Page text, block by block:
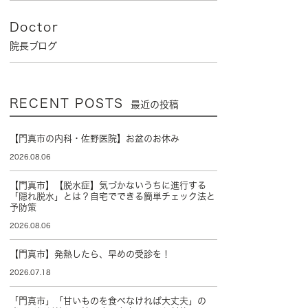
Doctor
院長ブログ
RECENT POSTS 最近の投稿
【門真市の内科・佐野医院】お盆のお休み
2026.08.06
【門真市】【脱水症】気づかないうちに進行する
「隠れ脱水」とは？自宅でできる簡単チェック法と
予防策
2026.08.06
【門真市】発熱したら、早めの受診を！
2026.07.18
「門真市」「甘いものを食べなければ大丈夫」の